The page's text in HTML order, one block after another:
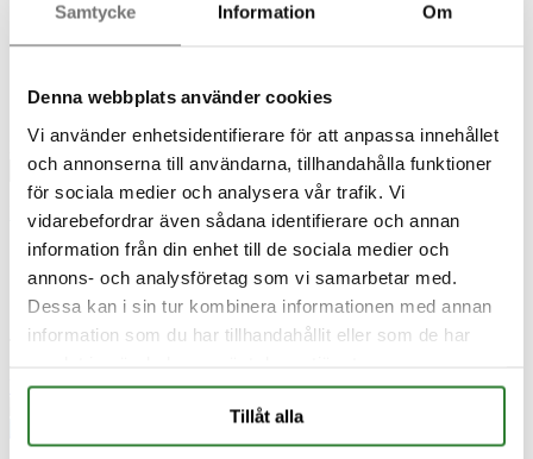
Samtycke Information Om
Denna webbplats använder cookies
Vi använder enhetsidentifierare för att anpassa innehållet
och annonserna till användarna, tillhandahålla funktioner
för sociala medier och analysera vår trafik. Vi
vidarebefordrar även sådana identifierare och annan
information från din enhet till de sociala medier och
annons- och analysföretag som vi samarbetar med.
Dessa kan i sin tur kombinera informationen med annan
information som du har tillhandahållit eller som de har
Tillåt alla
Itseimevät pumput
Hae tuotetta, dokumentaatiota...
Hae
Hem / Itseimevät pumput
Sinun projektisi
on meille tärkeä
Tavataan siten kuin sinulle parhaiten sopii
Varaa henkilökohtainen etäneuvottelu